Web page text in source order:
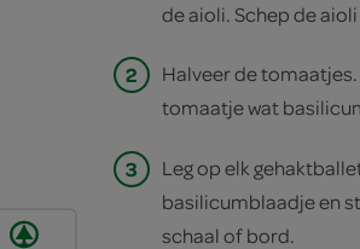
de aioli. Schep de
2
Halveer de
tomaatje wat
3
Leg op elk
basilicumblaadje en
schaal of bord.